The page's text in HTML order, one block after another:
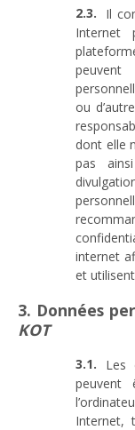
Il
Internet
ou
dont elle
pas
internet
et
3. Données
KOT
Les
peuvent
Internet,